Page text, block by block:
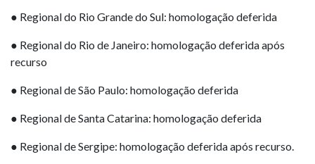
● Regional do Rio Grande do Sul: homologação deferida
● Regional do Rio de Janeiro: homologação deferida após
recurso
● Regional de São Paulo: homologação deferida
● Regional de Santa Catarina: homologação deferida
● Regional de Sergipe: homologação deferida após recurso.